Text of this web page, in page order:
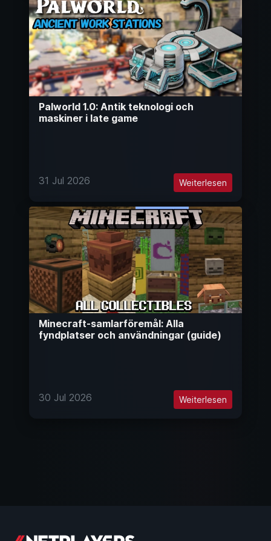
Palworld 1.0: Antik teknologi och
maskiner i late game
31 Jul 2026 Weiterlesen
Minecraft-samlarföremål: Alla
fyndplatser och användningar (guide)
30 Jul 2026 Weiterlesen